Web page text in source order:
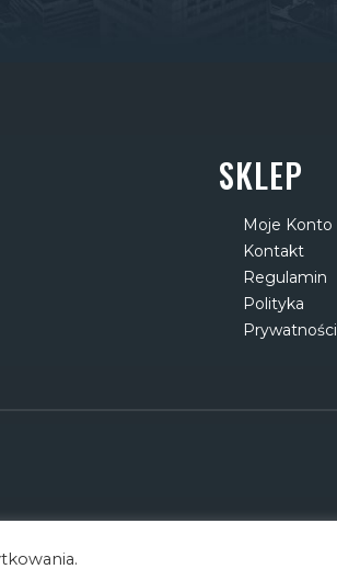
SKLEP
Moje Konto
Kontakt
Regulamin
Polityka
Prywatności